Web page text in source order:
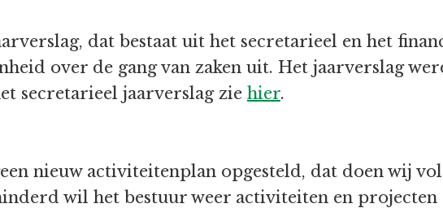
dat bestaat uit het secretarieel en het
over de gang van zaken uit. Het jaarverslag
secretarieel jaarverslag zie hier.
nieuw activiteitenplan opgesteld, dat doen wij
wil het bestuur weer activiteiten en projecten